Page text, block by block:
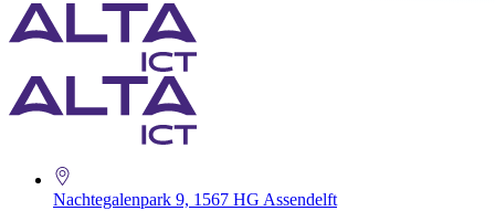
Nachtegalenpark 9, 1567 HG Assendelft